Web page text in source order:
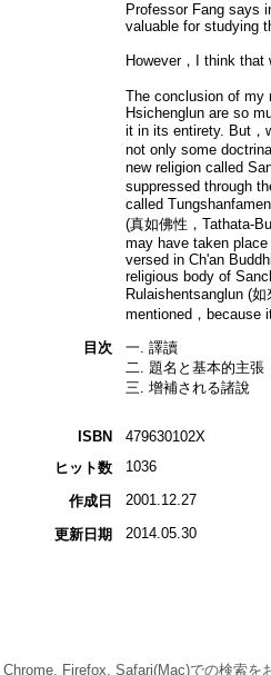
Professor Fang says
valuable for studying
However，I think
The conclusion of my
Hsichenglun are so
it in its entirety. But，
not only some
new religion called
suppressed through
called
(真如佛性，Tathata-
may have taken
versed in Ch'an
religious body of
Rulaishentsanglun (
mentioned，because
目次
一. 譯讀
二. 題名と基本的主張
三. 增補される諸說
ISBN
479630102X
ヒット数
1036
作成日 2001.12.27
更新日期 2014.05.30
Chrome, Firefox, Safari(Mac)での検索を